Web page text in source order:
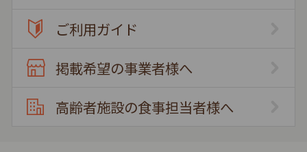
ご利用ガイド
掲載希望の事業者様へ
高齢者施設の食事担当者様へ